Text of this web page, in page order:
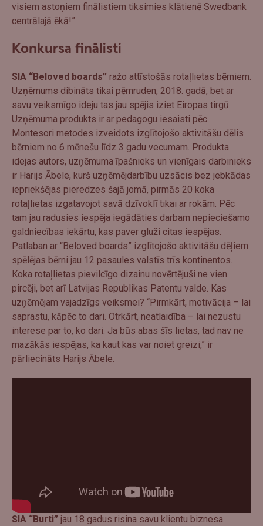
visiem astoņiem finālistiem tiksimies klātienē Swedbank
centrālajā ēkā!”
Konkursa finālisti
SIA “Beloved boards” ražo attīstošās rotaļlietas bērniem.
Uzņēmums dibināts tikai pērnruden, 2018. gadā, bet ar
savu veiksmīgo ideju tas jau spējis iziet Eiropas tirgū.
Uzņēmuma produkts ir ar pedagogu iesaisti pēc
Montesori metodes izveidots izglītojošo aktivitāšu dēlis
bērniem no 6 mēnešu līdz 3 gadu vecumam. Produkta
idejas autors, uzņēmuma īpašnieks un vienīgais darbinieks
ir Harijs Ābele, kurš uzņēmējdarbību uzsācis bez jebkādas
iepriekšējas pieredzes šajā jomā, pirmās 20 koka
rotaļlietas izgatavojot savā dzīvoklī tikai ar rokām. Pēc
tam jau radusies iespēja iegādāties darbam nepieciešamo
galdniecības iekārtu, kas paver gluži citas iespējas.
Patlaban ar “Beloved boards” izglītojošo aktivitāšu dēļiem
spēlējas bērni jau 12 pasaules valstīs trīs kontinentos.
Koka rotaļlietas pievilcīgo dizainu novērtējuši ne vien
pircēji, bet arī Latvijas Republikas Patentu valde. Kas
uzņēmējam vajadzīgs veiksmei? “Pirmkārt, motivācija – lai
saprastu, kāpēc to dari. Otrkārt, neatlaidība – lai nezustu
interese par to, ko dari. Ja būs abas šīs lietas, tad nav ne
mazākās iespējas, ka kaut kas var noiet greizi,” ir
pārliecināts Harijs Ābele.
SIA “Burti” jau 18 gadus risina savu klientu biznesa